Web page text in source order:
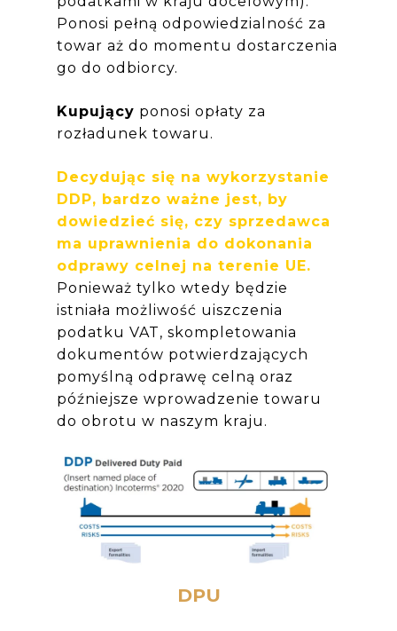
Ponosi pełną odpowiedzialność za
towar aż do momentu dostarczenia
go do odbiorcy.
Kupujący ponosi opłaty za
rozładunek towaru.
Decydując się na wykorzystanie
DDP, bardzo ważne jest, by
dowiedzieć się, czy sprzedawca
ma uprawnienia do dokonania
odprawy celnej na terenie UE.
Ponieważ tylko wtedy będzie
istniała możliwość uiszczenia
podatku VAT, skompletowania
dokumentów potwierdzających
pomyślną odprawę celną oraz
późniejsze wprowadzenie towaru
do obrotu w naszym kraju.
DPU